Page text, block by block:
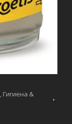
Гигиена &